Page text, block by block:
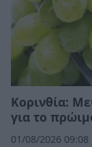
Κορινθία:
για το
01/08/2026 09:08